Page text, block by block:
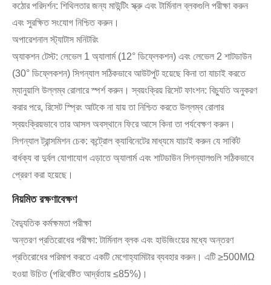
কঠোর পরিদর্শন: শিথিলতার জন্য মাউন্টিং স্ক্রু এবং টার্মিনাল ব্লকগুলি পরীক্ষা করুন
এবং সুরক্ষিত সংযোগ নিশ্চিত করুন।
অপারেশনাল স্ট্যাটাস মনিটরিং
অ্যাকশন টেস্ট: লেভেল 1 অ্যালার্ম (12° ডিফ্লেকশন) এবং লেভেল 2 শাটডাউন
(30° ডিফ্লেকশন) সিগন্যাল সঠিকভাবে আউটপুট হয়েছে কিনা তা যাচাই করতে
ম্যানুয়ালি উল্লম্ব রোলারে স্পর্শ করুন। স্বয়ংক্রিয় রিসেট ফাংশন: বিচ্যুতি অনুকরণ
করার পরে, রিসেট স্প্রিং আটকে না যায় তা নিশ্চিত করতে উল্লম্ব রোলার
স্বয়ংক্রিয়ভাবে তার আসল অবস্থানে ফিরে আসে কিনা তা পর্যবেক্ষণ করুন।
সিগন্যাল ট্রান্সমিশন চেক: কন্ট্রোল ক্যাবিনেটের মাধ্যমে যাচাই করুন যে সার্কিট
বার্ধক্য বা দুর্বল যোগাযোগ এড়াতে অ্যালার্ম এবং শাটডাউন সিগন্যালগুলি সঠিকভাবে
প্রেরণ করা হয়েছে।
নিয়মিত রক্ষণাবেক্ষণ
বৈদ্যুতিক কর্মক্ষমতা পরীক্ষা
অন্তরণ প্রতিরোধের পরীক্ষা: টার্মিনাল ব্লক এবং হাউজিংয়ের মধ্যে অন্তরণ
প্রতিরোধের পরিমাপ করতে একটি মেগোহ্যামিটার ব্যবহার করুন। এটি ≥500MΩ
হওয়া উচিত (পরিবেষ্টিত আর্দ্রতায় ≤85%)।